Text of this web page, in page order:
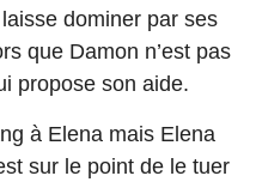
dominer par ses
que Damon n’est pas
propose son aide.
à Elena mais Elena
sur le point de le tuer